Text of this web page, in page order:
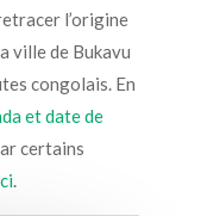
l’origine
ville de Bukavu
congolais. En
et date de
certains
.